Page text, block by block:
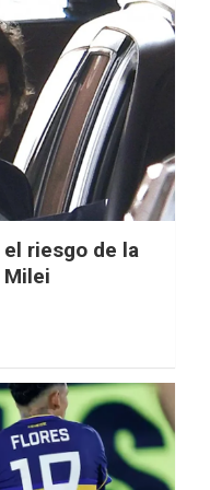
riesgo de la
Milei